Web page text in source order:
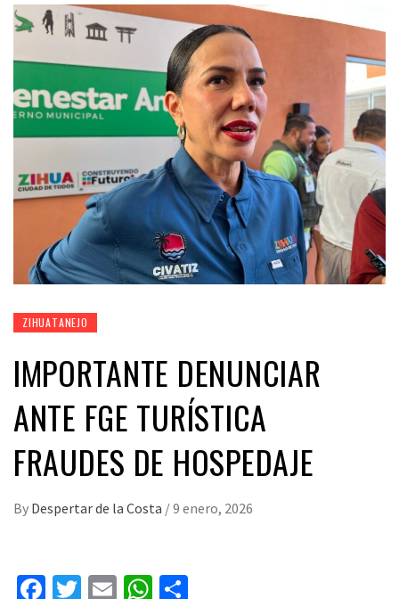
ZIHUATANEJO
IMPORTANTE DENUNCIAR
ANTE FGE TURÍSTICA
FRAUDES DE HOSPEDAJE
By Despertar de la Costa /9 enero, 2026
Facebook
Twitter
EmailWhatsApp